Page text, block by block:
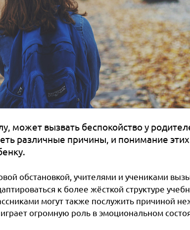
может вызвать беспокойство у
различные причины, и понимание
обстановкой, учителями и учениками
к более жёсткой структуре
могут также послужить причиной
огромную роль в эмоциональном